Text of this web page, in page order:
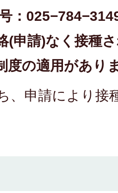
：
(申請)なく接種
度の適用があり
、申請により接